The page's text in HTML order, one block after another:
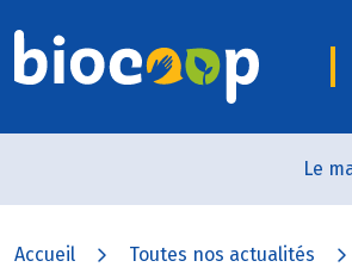
Le
Accueil Toutes nos actualités